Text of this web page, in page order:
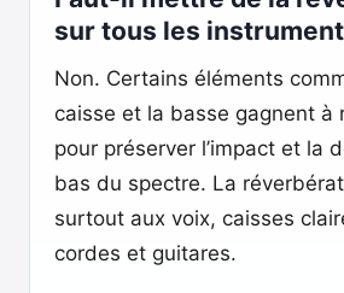
sur tous les
Non. Certains éléments
caisse et la basse gagnent à
pour préserver l’impact et la
bas du spectre. La
surtout aux voix, caisses
cordes et guitares.